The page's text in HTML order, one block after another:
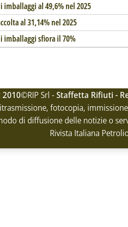
imballaggi al 49,6% nel 2025
al 31,14% nel 2025
imballaggi sfiora il 70%
2010©RIP Srl -Staffetta Rifiuti -
fotocopia,
di diffusione delle notizie o
Rivista Italiana